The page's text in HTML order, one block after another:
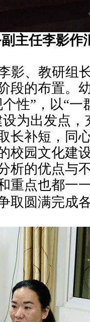
主任李影作
影、教研组
段的布置。
性”，以“
为出发点
长补短，同
校园文化建
析的优点与
重点也都一
取圆满完成